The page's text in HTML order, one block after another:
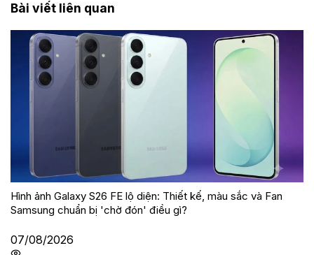
Bài viết liên quan
Hình ảnh Galaxy S26 FE lộ diện: Thiết kế, màu sắc và Fan
Samsung chuẩn bị 'chờ đón' điều gì?
07/08/2026